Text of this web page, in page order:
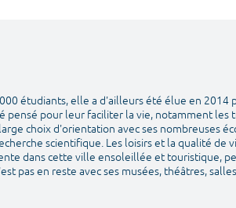
étudiants, elle a d'ailleurs été élue en 2014
pensé pour leur faciliter la vie, notamment les
choix d'orientation avec ses nombreuses
scientifique. Les loisirs et la qualité de
dans cette ville ensoleillée et touristique,
pas en reste avec ses musées, théâtres,